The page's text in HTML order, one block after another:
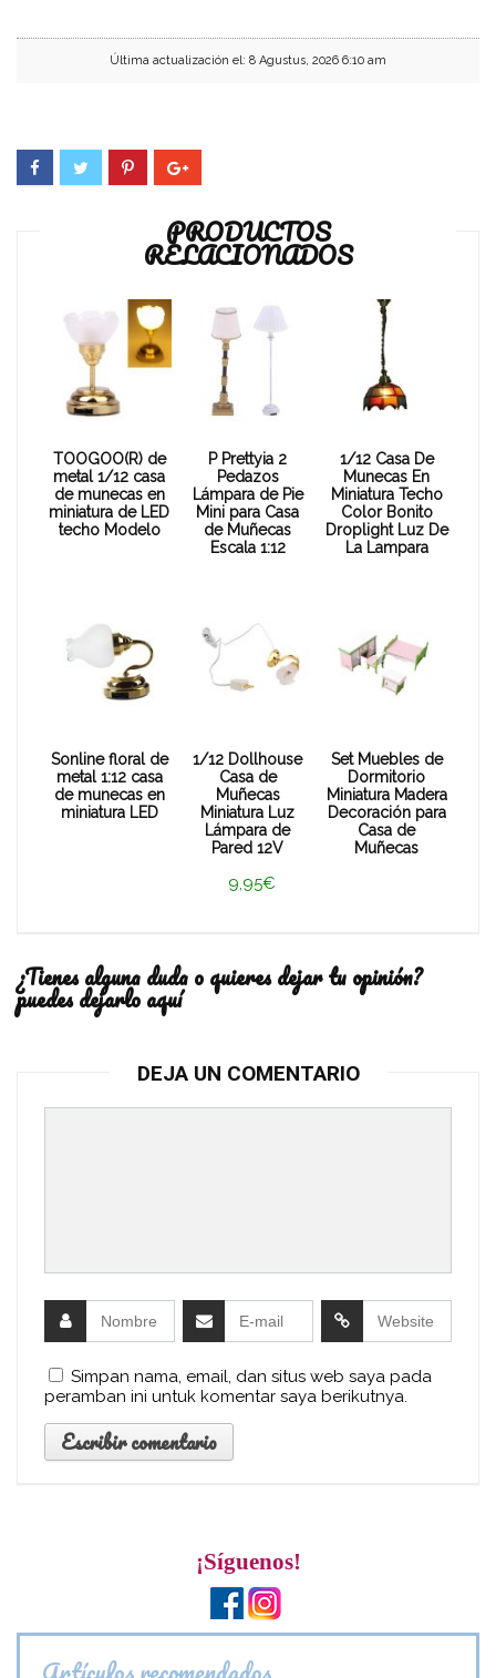
Última actualización el: 8 Agustus, 2026 6:10 am
PRODUCTOS
RELACIONADOS
TOOGOO(R) de
metal 1/12 casa
de munecas en
miniatura de LED
techo Modelo
P Prettyia 2
Pedazos
Lámpara de Pie
Mini para Casa
de Muñecas
Escala 1:12
1/12 Casa De
Munecas En
Miniatura Techo
Color Bonito
Droplight Luz De
La Lampara
Sonline floral de
metal 1:12 casa
de munecas en
miniatura LED
1/12 Dollhouse
Casa de
Muñecas
Miniatura Luz
Lámpara de
Pared 12V
9,95€
Set Muebles de
Dormitorio
Miniatura Madera
Decoración para
Casa de
Muñecas
¿Tienes alguna duda o quieres dejar tu opinión?
puedes dejarlo aquí
DEJA UN COMENTARIO
Simpan nama, email, dan situs web saya pada
peramban ini untuk komentar saya berikutnya.
¡Síguenos!